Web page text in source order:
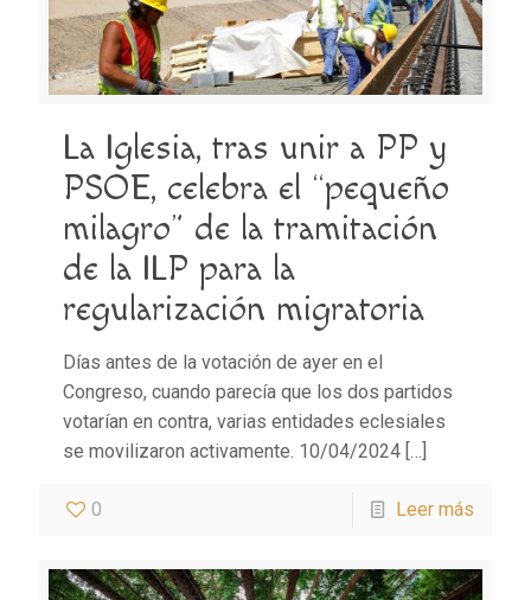
La Iglesia, tras unir a PP y
PSOE, celebra el “pequeño
milagro” de la tramitación
de la ILP para la
regularización migratoria
Días antes de la votación de ayer en el
Congreso, cuando parecía que los dos partidos
votarían en contra, varias entidades eclesiales
se movilizaron activamente. 10/04/2024 […]
0 Leer más